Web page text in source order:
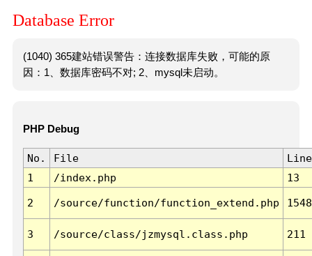
Database Error
(1040) 365建站错误警告：连接数据库失败，可能的原
因：1、数据库密码不对; 2、mysql未启动。
PHP Debug
No. File
Line
1
/index.php 13
2 /source/function/function_extend.php 1548
3 /source/class/jzmysql.class.php 211